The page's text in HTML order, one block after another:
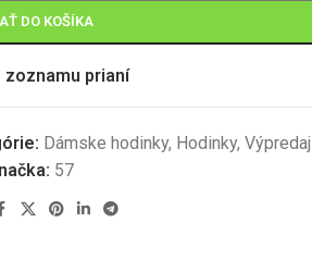
DO KOŠÍKA
zoznamu prianí
Dámske hodinky, Hodinky, Výpredaj
57